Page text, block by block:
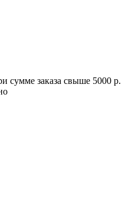
сумме заказа свыше 5000 р.